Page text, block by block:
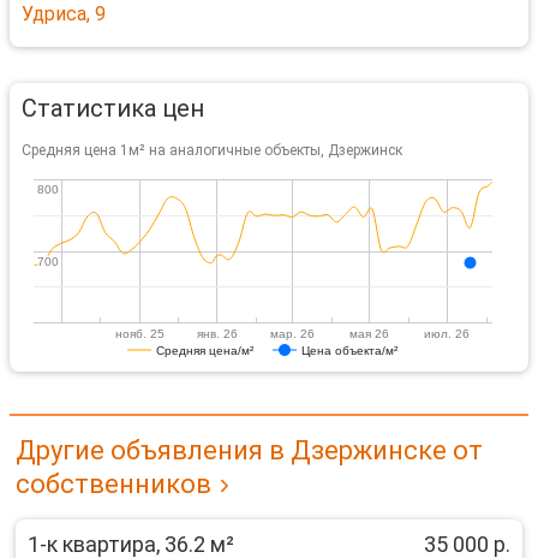
Удриса, 9
Статистика цен
Средняя цена 1м² на аналогичные объекты, Дзержинск
Средняя цена/м² Цена объекта/м²
нояб. 25 янв. 26 мар. 26 мая 26 июл. 26
700
700
800
800
Другие объявления в Дзержинске от
собственников
1-к квартира, 36.2 м² 35 000 р.